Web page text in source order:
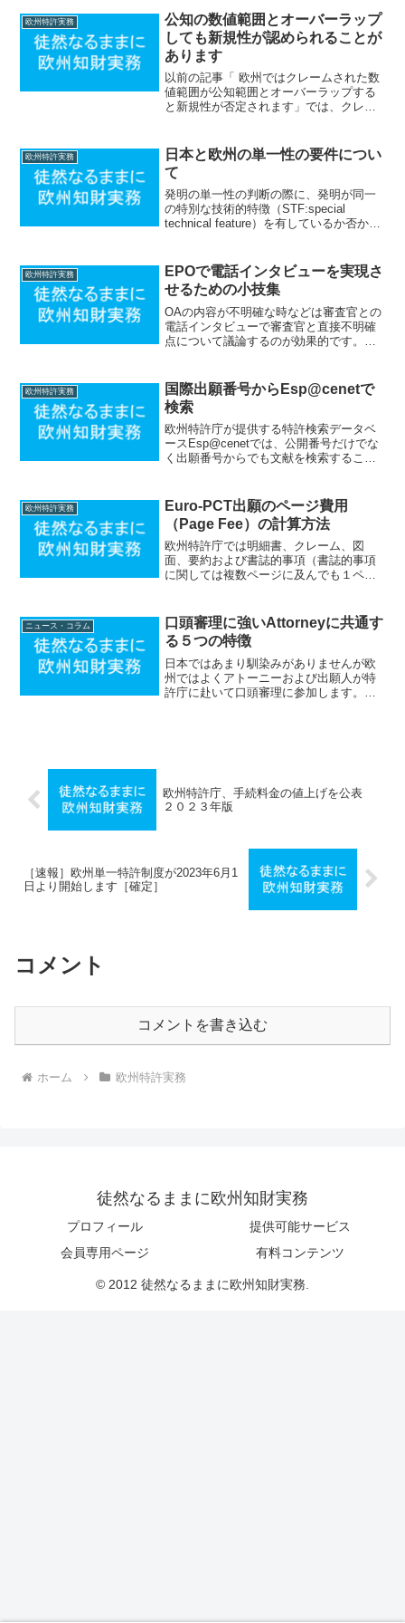
欧州特許実務
公知の数値範囲とオーバーラップ
しても新規性が認められることが
あります
以前の記事「 欧州ではクレームされた数
値範囲が公知範囲とオーバーラップする
と新規性が否定されます」では、クレー
性が否定されることを説明しました。し
かしこの原則には例外が...
欧州特許実務
日本と欧州の単一性の要件につい
て
発明の単一性の判断の際に、発明が同一
の特別な技術的特徴（STF:special
technical feature）を有しているか否かを
法施行規則２５条の８；ＥＰＣ８２...
欧州特許実務
EPOで電話インタビューを実現さ
せるための小技集
OAの内容が不明確な時などは審査官との
電話インタビューで審査官と直接不明確
点について議論するのが効果的です。し
庁のガイドライン上で規定された非公式
な手続きに過ぎません。...
欧州特許実務
国際出願番号からEsp@cenetで
検索
欧州特許庁が提供する特許検索データベ
ースEsp@cenetでは、公開番号だけでな
く出願番号からでも文献を検索すること
Esp@cenetのNumber Search...
欧州特許実務
Euro-PCT出願のページ費用
（Page Fee）の計算方法
欧州特許庁では明細書、クレーム、図
面、要約および書誌的事項（書誌的事項
に関しては複数ページに及んでも１ペー
５ページを超えるページごとに１５ユー
ロ（２０１４年８月現在）の...
ニュース・コラム
口頭審理に強いAttorneyに共通す
る５つの特徴
日本ではあまり馴染みがありませんが欧
州ではよくアトーニーおよび出願人が特
許庁に赴いて口頭審理に参加します。特
欧州特許庁、手続料金の値上げを公表
２０２３年版
［速報］欧州単一特許制度が2023年6月1
日より開始します［確定］
コメント
コメントを書き込む
ホーム 欧州特許実務
徒然なるままに欧州知財実務
プロフィール
提供可能サービス
会員専用ページ
有料コンテンツ
© 2012 徒然なるままに欧州知財実務.